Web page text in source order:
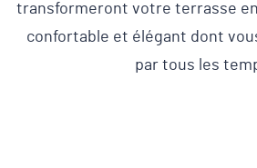
transformeront votre terrasse
confortable et élégant dont
par tous les